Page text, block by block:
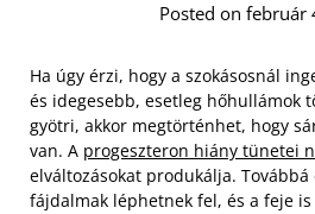
Posted on február
Ha úgy érzi, hogy a szokásosnál
és idegesebb, esetleg hőhullámok
gyötri, akkor megtörténhet, hogy
van. A progeszteron hiány tünetei
elváltozásokat produkálja.
fájdalmak léphetnek fel, és a feje